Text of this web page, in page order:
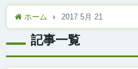
ホーム 2017 5月 21
記事一覧